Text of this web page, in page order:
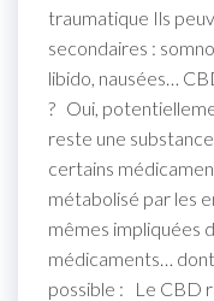
traumatique Ils
secondaires :
libido, nausées…
? Oui,
reste une
certains
métabolisé par les
mêmes impliquées
médicaments…
possible : Le CBD